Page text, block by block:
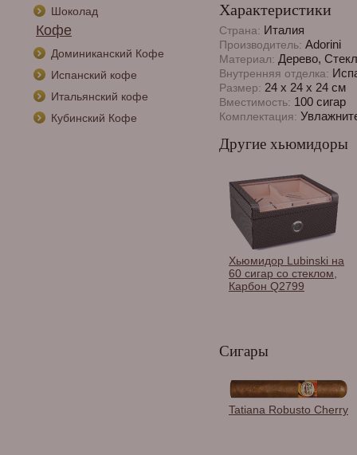
Шоколад
Кофе
Доминиканский Кофе
Испанский кофе
Итальянский кофе
Кубинский Кофе
Характеристики
Страна: Италия
Производитель: Adorini
Материал: Дерево,
Внутренняя отделка:
Размер: 24 x 24 x 24 см
Вместимость: 100 сигар
Комплектация:
Другие хьюмидоры
Хьюмидор Lubinski на
60 сигар со стеклом,
Карбон Q2799
Сигары
Tatiana Robusto Cherry